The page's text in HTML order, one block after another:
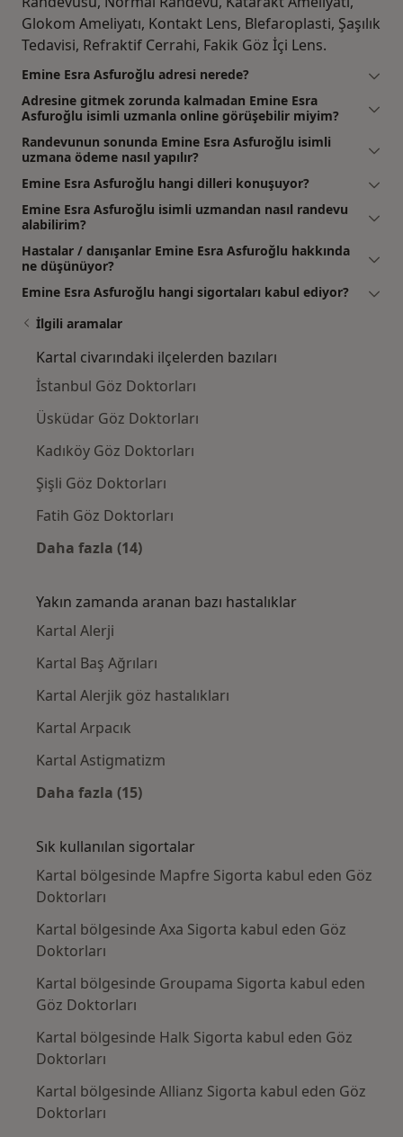
Glokom Ameliyatı, Kontakt Lens, Blefaroplasti, Şaşılık
Tedavisi, Refraktif Cerrahi, Fakik Göz İçi Lens.
Emine Esra Asfuroğlu adresi nerede?
Adresine gitmek zorunda kalmadan Emine Esra
Asfuroğlu isimli uzmanla online görüşebilir miyim?
Randevunun sonunda Emine Esra Asfuroğlu isimli
uzmana ödeme nasıl yapılır?
Emine Esra Asfuroğlu hangi dilleri konuşuyor?
Emine Esra Asfuroğlu isimli uzmandan nasıl randevu
alabilirim?
Hastalar / danışanlar Emine Esra Asfuroğlu hakkında
ne düşünüyor?
Emine Esra Asfuroğlu hangi sigortaları kabul ediyor?
İlgili aramalar
Kartal civarındaki ilçelerden bazıları
İstanbul Göz Doktorları
Üsküdar Göz Doktorları
Kadıköy Göz Doktorları
Şişli Göz Doktorları
Fatih Göz Doktorları
Daha fazla (14)
Yakın zamanda aranan bazı hastalıklar
Kartal Alerji
Kartal Baş Ağrıları
Kartal Alerjik göz hastalıkları
Kartal Arpacık
Kartal Astigmatizm
Daha fazla (15)
Sık kullanılan sigortalar
Kartal bölgesinde Mapfre Sigorta kabul eden Göz
Doktorları
Kartal bölgesinde Axa Sigorta kabul eden Göz
Doktorları
Kartal bölgesinde Groupama Sigorta kabul eden
Göz Doktorları
Kartal bölgesinde Halk Sigorta kabul eden Göz
Doktorları
Kartal bölgesinde Allianz Sigorta kabul eden Göz
Doktorları